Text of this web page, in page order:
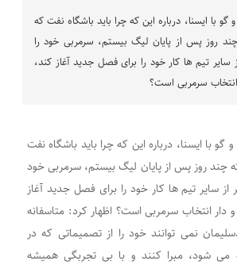
با ایسنا، درباره این که چرا باید باشگاه نفت که
روز پس از پایان لیگ بیستم، سرمربی خود را
سایر تیم ها کار خود را برای فصل جدید آغاز کند،
سرمربی است؟
با ایسنا، درباره این که چرا باید باشگاه نفت
چند روز پس از پایان لیگ بیستم، سرمربی خود
از سایر تیم ها کار خود را برای فصل جدید آغاز
دار انتخاب سرمربی است؟ اظهار کرد: متاسفانه
نمی توانند خود را از تصمیماتی که در
می شود، مبرا کنند و با بی تجربگی همیشه